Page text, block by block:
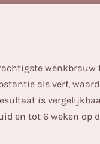
als verf,
is
en tot 6 weken op